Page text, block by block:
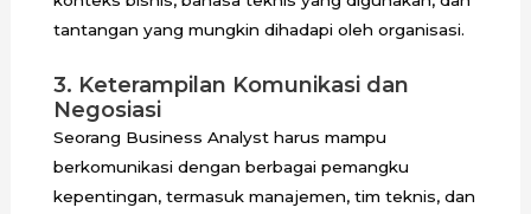
tantangan yang mungkin dihadapi oleh organisasi.
3. Keterampilan Komunikasi dan
Negosiasi
Seorang Business Analyst harus mampu
berkomunikasi dengan berbagai pemangku
kepentingan, termasuk manajemen, tim teknis, dan